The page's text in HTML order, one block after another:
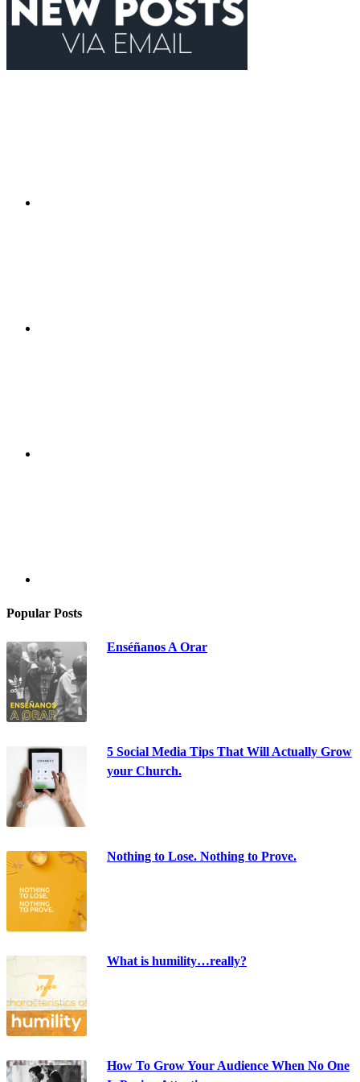
Popular Posts
Enséñanos A Orar
5 Social Media Tips That Will Actually Grow
your Church.
Nothing to Lose. Nothing to Prove.
What is humility…really?
How To Grow Your Audience When No One